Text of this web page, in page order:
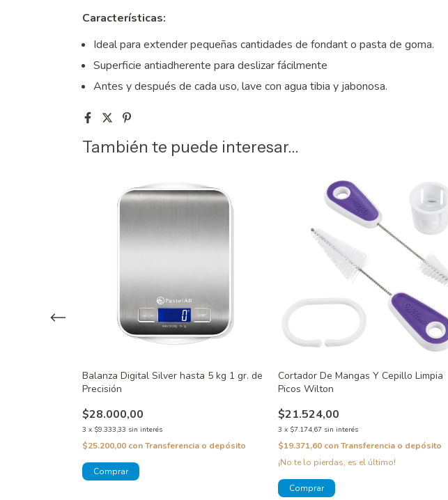
Características:
Ideal para extender pequeñas cantidades de fondant o pasta de goma.
Superficie antiadherente para deslizar fácilmente
Antes y después de cada uso, lave con agua tibia y jabonosa.
También te puede interesar...
Balanza Digital Silver hasta 5 kg 1 gr. de
Precisión
$28.000,00
3 x $9.333,33 sin interés
$25.200,00 conTransferencia o depósito
Cortador De Mangas Y Cepillo Limpia
Picos Wilton
$21.524,00
3 x $7.174,67 sin interés
$19.371,60 conTransferencia o depósito
¡No te lo pierdas, es el último!